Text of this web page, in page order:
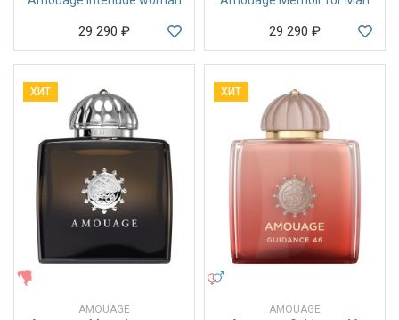
29 290 ₽ 29 290 ₽
ХИТ
AMOUAGE
ХИТ
AMOUAGE